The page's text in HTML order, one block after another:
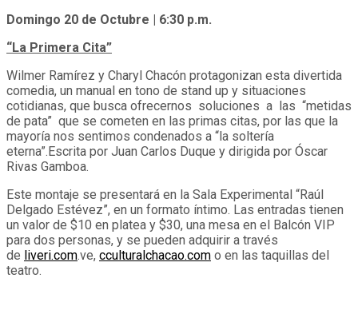
Domingo 20 de Octubre | 6:30 p.m.
“La Primera Cita”
Wilmer Ramírez y Charyl Chacón protagonizan esta divertida
comedia, un manual en tono de stand up y situaciones
cotidianas, que busca ofrecernos soluciones a las “metidas
de pata” que se cometen en las primas citas, por las que la
mayoría nos sentimos condenados a “la soltería
eterna”.Escrita por Juan Carlos Duque y dirigida por Óscar
Rivas Gamboa.
Este montaje se presentará en la Sala Experimental “Raúl
Delgado Estévez”, en un formato íntimo. Las entradas tienen
un valor de $10 en platea y $30, una mesa en el Balcón VIP
para dos personas, y se pueden adquirir a través
de liveri.com.ve, cculturalchacao.com o en las taquillas del
teatro.